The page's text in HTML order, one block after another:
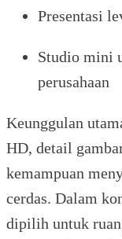
Presentasi
Studio mini
perusahaan
Keunggulan
HD, detail
kemampuan
cerdas. Dalam
dipilih untuk